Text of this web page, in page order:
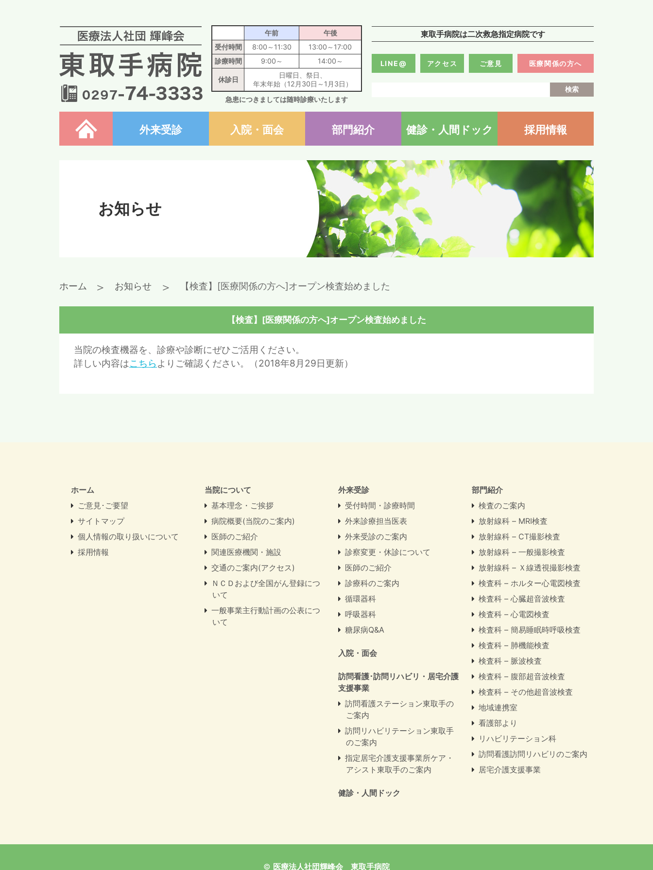
医療法人社団輝峰会 東取手病院
午前
午後
受付時間
8:00～11:30
13:00～17:00
診療時間
9:00～ 14:00～
休診日
日曜日、祭日、
年末年始（12月30日～1月3日）
急患につきましては随時診療いたします
東取手病院は二次救急指定病院です
LINE@ アクセス ご意見 医療関係の方へ
ホーム 外来受診 入院・面会 部門紹介 健診・人間ドック 採用情報
お知らせ
ホーム ＞ お知らせ ＞ 【検査】[医療関係の方へ]オープン検査始めました
【検査】[医療関係の方へ]オープン検査始めました
当院の検査機器を、診療や診断にぜひご活用ください。
詳しい内容はこちら よりご確認ください。（2018年8月29日更新）
ホーム
ご意見･ご要望
サイトマップ
個人情報の取り扱いについて
採用情報
当院について
基本理念・ご挨拶
病院概要(当院のご案内)
医師のご紹介
関連医療機関・施設
交通のご案内(アクセス)
ＮＣＤおよび全国がん登録につ
いて
一般事業主行動計画の公表につ
いて
外来受診
受付時間・診療時間
外来診療担当医表
外来受診のご案内
診察変更・休診について
医師のご紹介
診療科のご案内
循環器科
呼吸器科
糖尿病Q&A
入院・面会
訪問看護･訪問リハビリ・居宅介護
支援事業
訪問看護ステーション東取手の
ご案内
訪問リハビリテーション東取手
のご案内
指定居宅介護支援事業所ケア・
アシスト東取手のご案内
健診・人間ドック
部門紹介
検査のご案内
放射線科 – MRI検査
放射線科 – CT撮影検査
放射線科 – 一般撮影検査
放射線科 – Ｘ線透視撮影検査
検査科 – ホルター心電図検査
検査科 – 心臓超音波検査
検査科 – 心電図検査
検査科 – 簡易睡眠時呼吸検査
検査科 – 肺機能検査
検査科 – 脈波検査
検査科 – 腹部超音波検査
検査科 – その他超音波検査
地域連携室
看護部より
リハビリテーション科
訪問看護訪問リハビリのご案内
居宅介護支援事業
© 医療法人社団輝峰会 東取手病院